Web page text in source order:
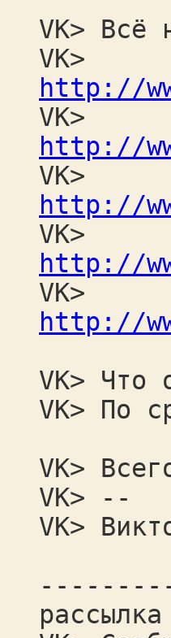
VK> Всё
VK>
http://
VK>
http://
VK>
http://
VK>
http://
VK>
http://
VK> Что
VK> По
VK>
VK> --
VK>